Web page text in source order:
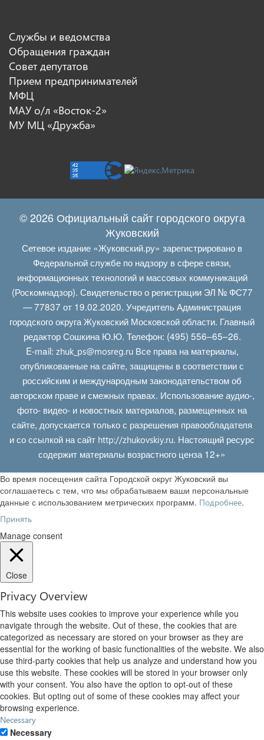
Службы и ведомства
Обращения граждан
Совет депутатов
Прием предпринимателей
МФЦ
МАУ о/л «Восток-2»
МУ МЦ «Дружба»
© 2026 Официальный сайт городского округа
Жуковский
Сетевое издание «Жуковский.ру» зарегистрировано в
Федеральной службе по надзору в сфере связи,
информационных технологий и массовых коммуникаций
(Роскомнадзор). Свидетельство о регистрации ЭЛ № ФС77
— 77837 от 19.02.2020. Учредитель Администрация
городского округа Жуковский Московской области. Главный
редактор Сошкина Ю.Ю. Телефон: (495) 556–65–26.
E‑mail: zhuk_ps@mosreg.ruВсе права на материалы,
опубликованные на сайте, защищены в соответствии с
российским и международным законодательством об
авторском праве и смежных правах. Использование аудио-,
фото- видео- и новостных материалов, размещенных на
сайте, допускается только с разрешения правообладателя
и со ссылкой на сайт http://zhukovskiy.ru. Настоящий ресурс
содержит материалы возрастного ценза 12+»
Во время посещения сайта Городской округ Жуковский вы
соглашаетесь с тем, что мы обрабатываем ваши персональные
данные с использованием метрических программ. Подробнее.
Принять
Manage consent
Close
Privacy Overview
This website uses cookies to improve your experience while you
navigate through the website. Out of these, the cookies that are
categorized as necessary are stored on your browser as they are
essential for the working of basic functionalities of the website. We also
use third-party cookies that help us analyze and understand how you
use this website. These cookies will be stored in your browser only
with your consent. You also have the option to opt-out of these
cookies. But opting out of some of these cookies may affect your
browsing experience.
Necessary
Necessary